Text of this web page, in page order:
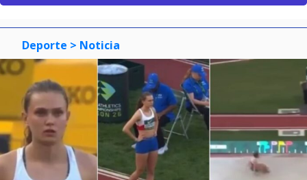
Deporte > Noticia